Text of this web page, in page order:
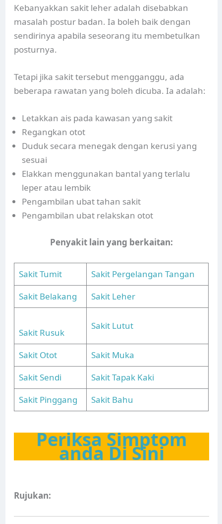
Kebanyakkan sakit leher adalah disebabkan
masalah postur badan. Ia boleh baik dengan
sendirinya apabila seseorang itu membetulkan
posturnya.
Tetapi jika sakit tersebut mengganggu, ada
beberapa rawatan yang boleh dicuba. Ia adalah:
Letakkan ais pada kawasan yang sakit
Regangkan otot
Duduk secara menegak dengan kerusi yang
sesuai
Elakkan menggunakan bantal yang terlalu
leper atau lembik
Pengambilan ubat tahan sakit
Pengambilan ubat relakskan otot
Penyakit lain yang berkaitan:
Sakit Tumit
Sakit Pergelangan Tangan
Sakit Belakang
Sakit Leher
Sakit Rusuk
Sakit Lutut
Sakit Otot
Sakit Muka
Sakit Sendi
Sakit Tapak Kaki
Sakit Pinggang
Sakit Bahu
Periksa Simptom
anda Di Sini
Rujukan: